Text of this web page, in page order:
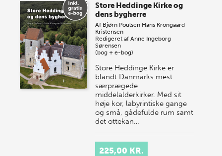
Store Heddinge Kirke og
dens bygherre
Af Bjørn Poulsen Hans Krongaard
Kristensen
Redigeret afAnne Ingeborg
Sørensen
(bog + e-bog)
Store Heddinge Kirke er
blandt Danmarks mest
særprægede
middelalderkirker. Med sit
høje kor, labyrintiske gange
og små, gådefulde rum samt
det ottekan…
225,00 KR.